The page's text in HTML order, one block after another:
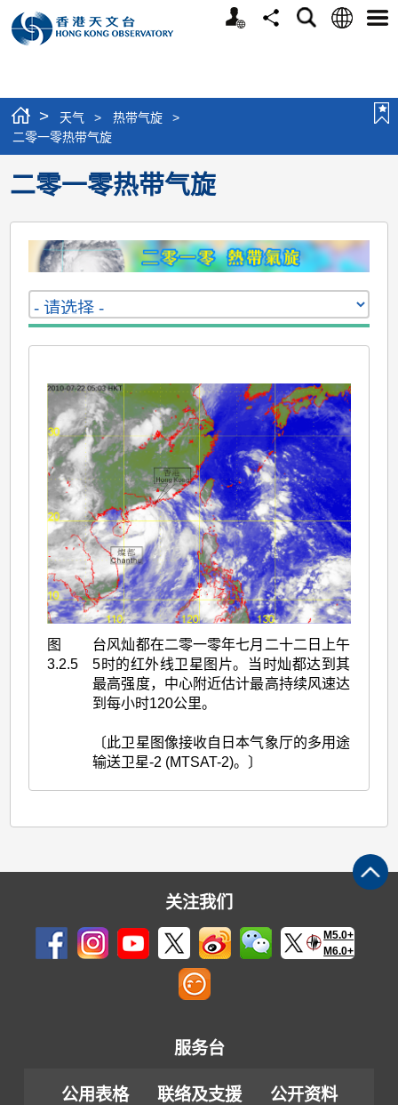
个
分
搜
语
选
> 天气 > 热带气旋
>
二零一零热带气旋
二零一零热带气旋
图
3.2.5
台风灿都在二零一零年七月二十二日上午
5时的红外线卫星图片。当时灿都达到其
最高强度，中心附近估计最高持续风速达
到每小时120公里。
〔此卫星图像接收自日本气象厅的多用途
输送卫星-2 (MTSAT-2)。〕
关注我们
M5.0+
M6.0+
服务台
公用表格 联络及支援
公开资料